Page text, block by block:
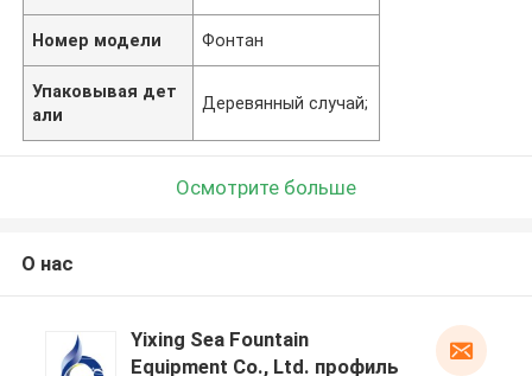
Номер модели Фонтан
Упаковывая дет
али
Деревянный случай;
Осмотрите больше
О нас
Yixing Sea Fountain
Equipment Co., Ltd. профиль